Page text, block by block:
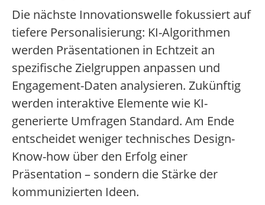
Die nächste Innovationswelle fokussiert auf
tiefere Personalisierung: KI-Algorithmen
werden Präsentationen in Echtzeit an
spezifische Zielgruppen anpassen und
Engagement-Daten analysieren. Zukünftig
werden interaktive Elemente wie KI-
generierte Umfragen Standard. Am Ende
entscheidet weniger technisches Design-
Know-how über den Erfolg einer
Präsentation – sondern die Stärke der
kommunizierten Ideen.